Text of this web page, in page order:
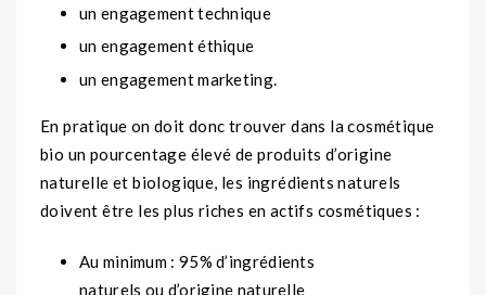
un engagement technique
un engagement éthique
un engagement marketing.
En pratique on doit donc trouver dans la cosmétique
bio un pourcentage élevé de produits d’origine
naturelle et biologique, les ingrédients naturels
doivent être les plus riches en actifs cosmétiques :
Au minimum : 95% d’ingrédients
naturels ou d’origine naturelle